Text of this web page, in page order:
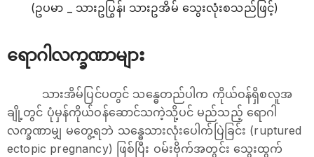
(ဥပမာ _ သားဥပြွန်၊ သားဥအိမ် သွေးလုံးစသည်ဖြင့်)
ရောဂါလက္ခဏာများ
သားအိမ်ပြင်ပတွင် သန္ဓေတည်ပါက ကိုယ်ဝန်ရှိစလူအ
ချို့တွင် ပုံမှန်ကိုယ်ဝန်ဆောင်သကဲ့သို့ပင် မည်သည့် ရောဂါ
လက္ခဏာမျှ မတွေ့ရဘဲ သန္ဓေသားလုံးပေါက်ပြဲခြင်း (ruptured
ectopic pregnancy) ဖြစ်ပြီး ဝမ်းဗိုက်အတွင်း သွေးထွက်